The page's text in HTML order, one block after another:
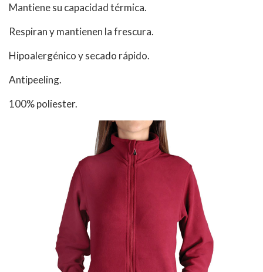
Mantiene su capacidad térmica.
Respiran y mantienen la frescura.
Hipoalergénico y secado rápido.
Antipeeling.
100% poliester.